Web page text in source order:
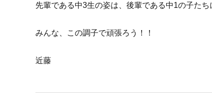
先輩である中3生の姿は、後輩である中1の子た
みんな、この調子で頑張ろう！！
近藤